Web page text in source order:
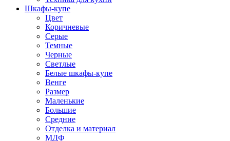
Шкафы-купе
Цвет
Коричневые
Серые
Темные
Черные
Светлые
Белые шкафы-купе
Венге
Размер
Маленькие
Большие
Средние
Отделка и материал
МДФ